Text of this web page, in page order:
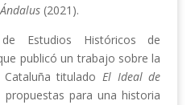
(2021).
Estudios Históricos de
publicó un trabajo sobre la
Cataluña tituladoEl Ideal de
propuestas para una historia